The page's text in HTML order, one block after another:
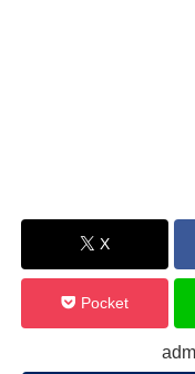
X
Pocket